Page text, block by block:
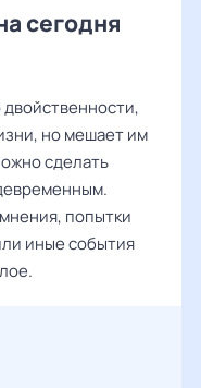
сегодня
двойственности,
но мешает им
сделать
попытки
иные события